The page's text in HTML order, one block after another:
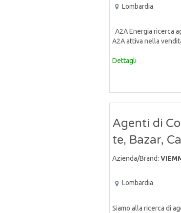
Lombardia
A2A Energia ricerca
A2A attiva nella
Dettagli
Agenti di
te, Bazar,
Azienda/Brand:
Lombardia
Siamo alla ricerca di